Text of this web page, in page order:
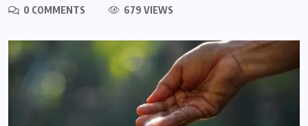
0 COMMENTS
679 VIEWS